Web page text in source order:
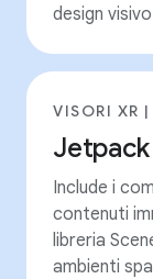
design
VISORI XR
Include i
contenuti
libreria
ambienti